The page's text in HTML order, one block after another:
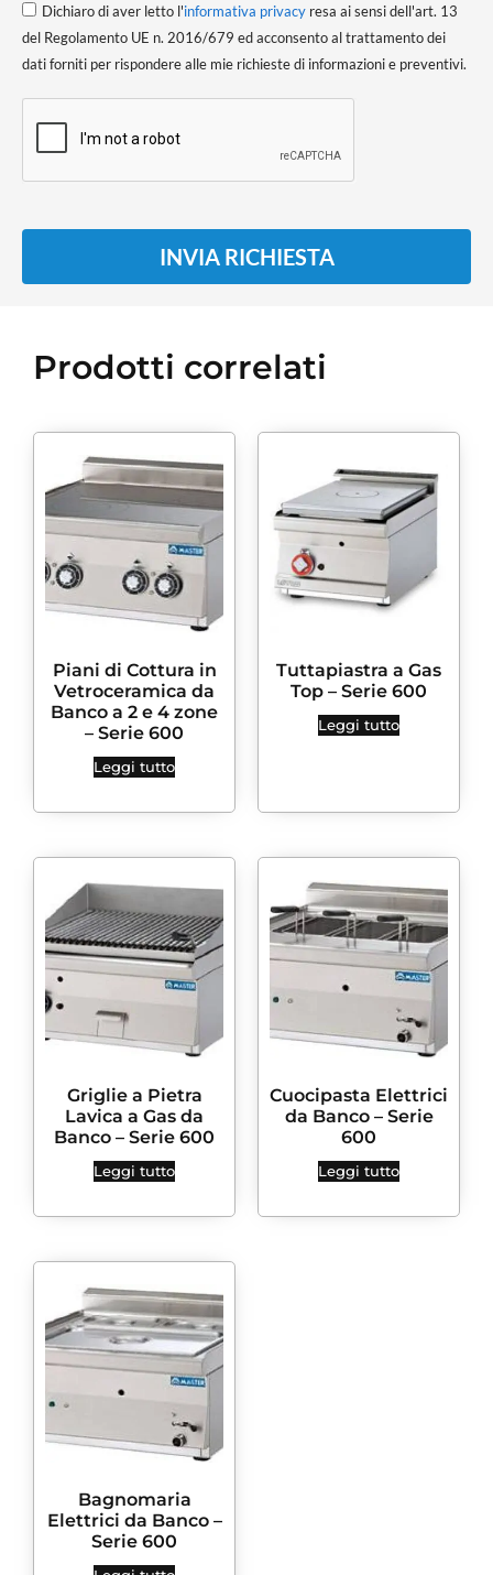
Dichiaro di aver letto l'informativa privacy resa ai sensi dell'art. 13
del Regolamento UE n. 2016/679 ed acconsento al trattamento dei
dati forniti per rispondere alle mie richieste di informazioni e preventivi.
INVIA RICHIESTA
Prodotti correlati
Piani di Cottura in
Vetroceramica da
Banco a 2 e 4 zone
– Serie 600
Leggi tutto
Tuttapiastra a Gas
Top – Serie 600
Leggi tutto
Griglie a Pietra
Lavica a Gas da
Banco – Serie 600
Leggi tutto
Cuocipasta Elettrici
da Banco – Serie
600
Leggi tutto
Bagnomaria
Elettrici da Banco –
Serie 600